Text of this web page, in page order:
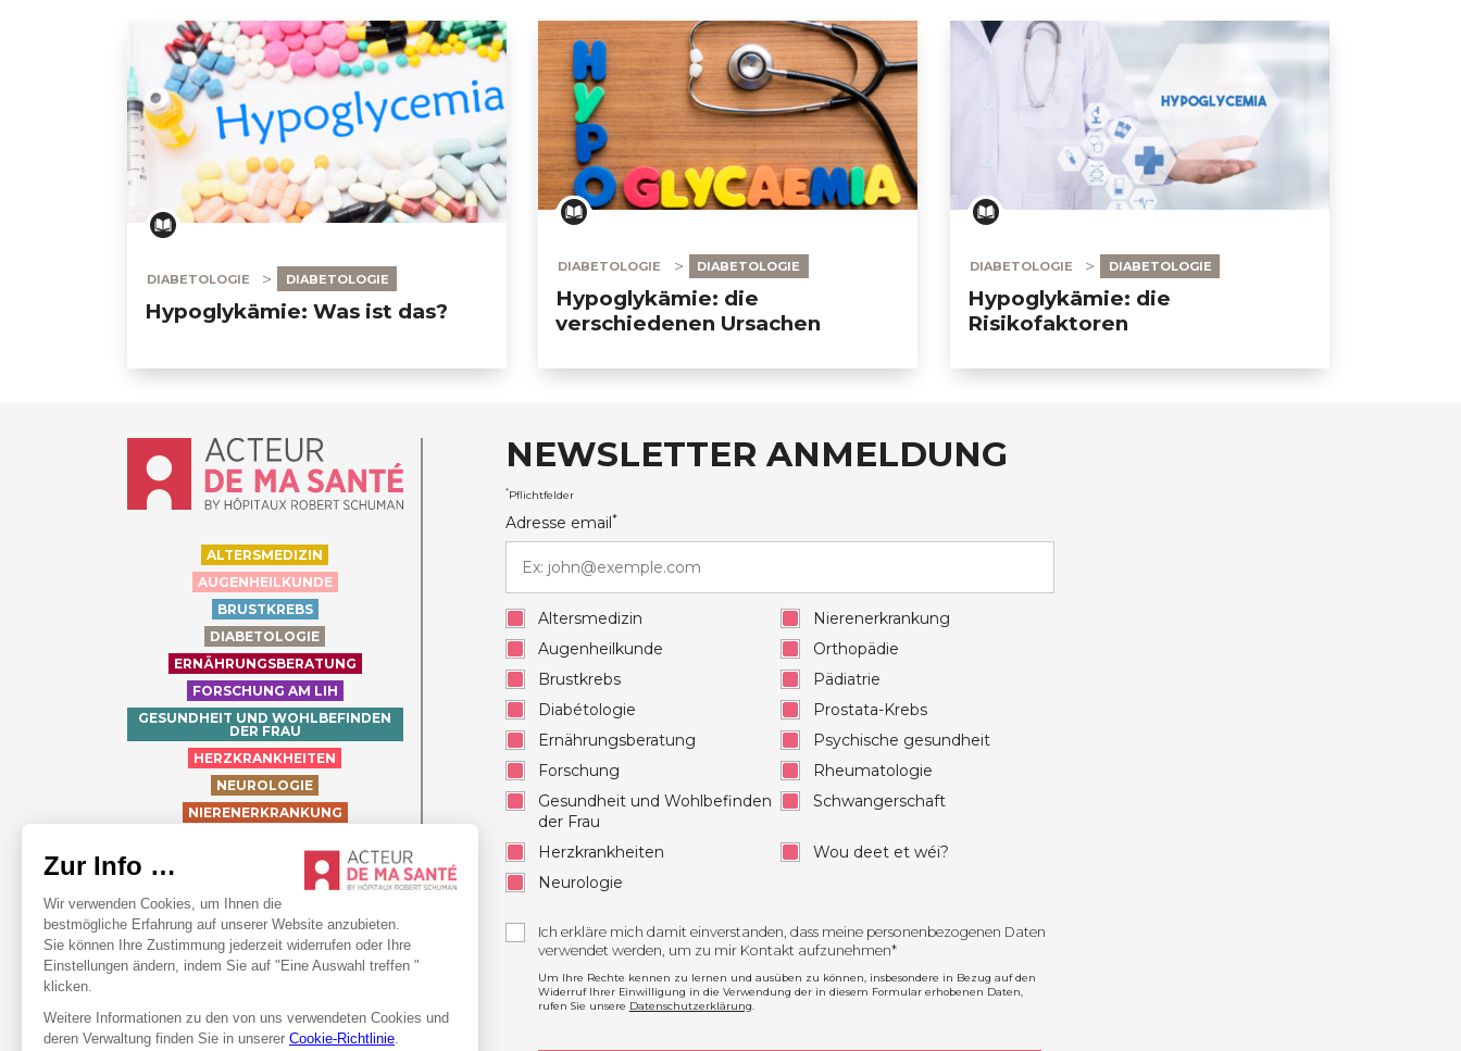
DIABETOLOGIE DIABETOLOGIE
Hypoglykämie: Was ist das?
DIABETOLOGIE DIABETOLOGIE
Hypoglykämie: die
verschiedenen Ursachen
DIABETOLOGIE DIABETOLOGIE
Hypoglykämie: die
Risikofaktoren
Accueil - Acteur de ma santé, by HôpitauxRobert Schuman
ALTERSMEDIZIN
AUGENHEILKUNDE
BRUSTKREBS
DIABETOLOGIE
ERNÄHRUNGSBERATUNG
FORSCHUNG AM LIH
GESUNDHEIT UND WOHLBEFINDEN
DER FRAU
HERZKRANKHEITEN
NEUROLOGIE
NIERENERKRANKUNG
PROSTATA-KREBS
PSYCHISCHE GESUNDHEIT
RHEUMATOLOGIE
SCHWANGERSCHAFT
NEWSLETTER ANMELDUNG
*Pflichtfelder
Adresse email*
Altersmedizin
Augenheilkunde
Brustkrebs
Diabétologie
Ernährungsberatung
Forschung
Gesundheit und Wohlbefinden
der Frau
Herzkrankheiten
Neurologie
Nierenerkrankung
Orthopädie
Pädiatrie
Prostata-Krebs
Psychische gesundheit
Rheumatologie
Schwangerschaft
Wou deet et wéi?
Ich erkläre mich damit einverstanden, dass meine personenbezogenen Daten
verwendet werden, um zu mir Kontakt aufzunehmen*
Um Ihre Rechte kennen zu lernen und ausüben zu können, insbesondere in Bezug auf den
Widerruf Ihrer Einwilligung in die Verwendung der in diesem Formular erhobenen Daten,
rufen Sie unsere Datenschutzerklärung.